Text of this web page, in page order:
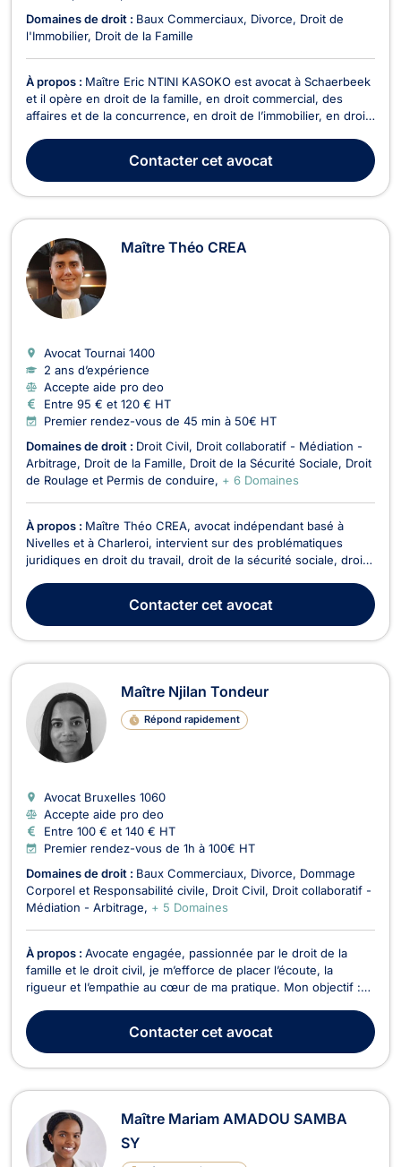
Domaines de droit : Baux Commerciaux Divorce
Droit de
l'Immobilier Droit de la Famille
À propos : Maître Eric NTINI KASOKO est avocat à Schaerbeek
et il opère en droit de la famille, en droit commercial, des
affaires et de la concurrence, en droit de l’immobilier, en droit
NTINI KASOKO intervient en droit de la famille pour les
divorces à l'amiable ou con...
Contactercet avocat
Maître Théo CREA
Avocat Tournai 1400
2 ans d’expérience
Accepte aide pro deo
Entre 95 € et 120 € HT
Premier rendez-vous de 45 min à 50€ HT
Domaines de droit : Droit Civil Droit collaboratif - Médiation -
Arbitrage
Droit de la Famille Droit de la Sécurité Sociale
Droit
de Roulage et Permis de conduire
+ 6 Domaines
À propos : Maître Théo CREA, avocat indépendant basé à
Nivelles et à Charleroi, intervient sur des problématiques
juridiques en droit du travail, droit de la sécurité sociale, droit
collaboratif, médiation et arbitrage. Il met son expertise à votre
service pour défendre vos ...
Contactercet avocat
Maître Njilan Tondeur
Répond rapidement
Avocat Bruxelles 1060
Accepte aide pro deo
Entre 100 € et 140 € HT
Premier rendez-vous de 1h à 100€ HT
Domaines de droit : Baux Commerciaux Divorce
Dommage
Corporel et Responsabilité civile
Droit Civil Droit collaboratif -
Médiation - Arbitrage
+ 5 Domaines
À propos : Avocate engagée, passionnée par le droit de la
famille et le droit civil, je m’efforce de placer l’écoute, la
rigueur et l’empathie au cœur de ma pratique. Mon objectif :
sensibles, tout en vous apportant des solutions juridiques
concrètes et personnalisées. Formée aux modes a...
Contactercet avocat
Maître Mariam AMADOU SAMBA
SY